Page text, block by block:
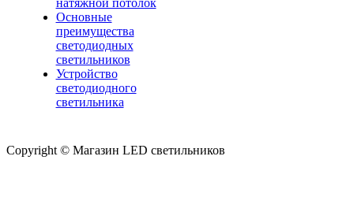
натяжной потолок
Основные
преимущества
светодиодных
светильников
Устройство
светодиодного
светильника
Copyright © Магазин LED светильников